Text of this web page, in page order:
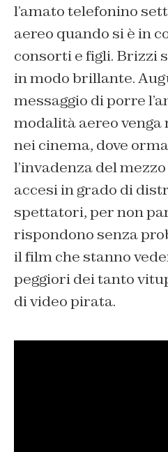
l’amato telefonino
aereo quando si è in
consorti e figli. Brizzi
in modo brillante.
messaggio di porre
modalità aereo
nei cinema, dove
l’invadenza del
accesi in grado di
spettatori, per non
rispondono senza
il film che stanno
peggiori dei tanto
di video pirata.